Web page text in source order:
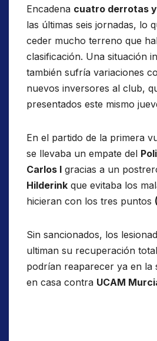
Encadena cuatro derrotas
las últimas seis jornadas, lo
ceder mucho terreno que
clasificación. Una situación
también sufría variaciones
nuevos inversores al club,
presentados este mismo
En el partido de la primera
se llevaba un empate del
Carlos I gracias a un
Hilderink que evitaba los
hicieran con los tres puntos
Sin sancionados, los
ultiman su recuperación
podrían reaparecer ya en la
en casa contra UCAM